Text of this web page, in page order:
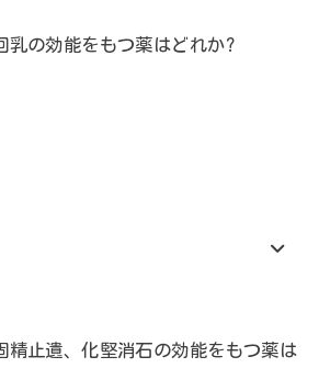
の効能をもつ薬はどれか?
止遺、化堅消石の効能をもつ薬は